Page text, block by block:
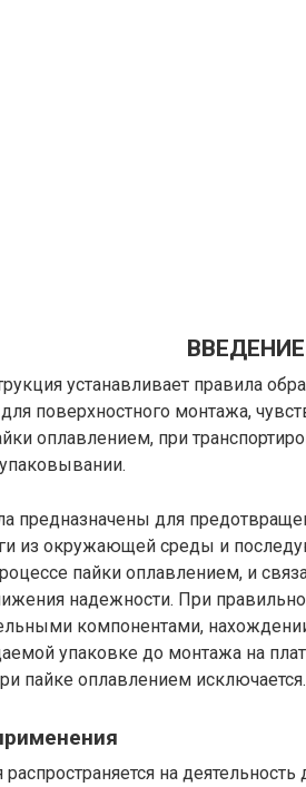
ВВЕДЕНИЕ
устанавливает правила
поверхностного монтажа,
оплавлением, при
предназначены для
из окружающей среды и
пайки оплавлением, и
надежности. При
компонентами,
упаковке до монтажа на
пайке оплавлением исключается.
распространяется на